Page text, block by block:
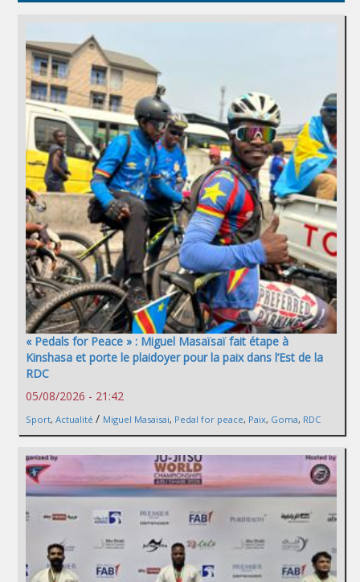
« Pedals for Peace » : Miguel Masaïsaï fait étape à
Kinshasa et porte le plaidoyer pour la paix dans l’Est de la
RDC
05/08/2026 - 21:42
Sport, Actualité / Miguel Masaisai, Pedal for peace, Paix, Goma, RDC